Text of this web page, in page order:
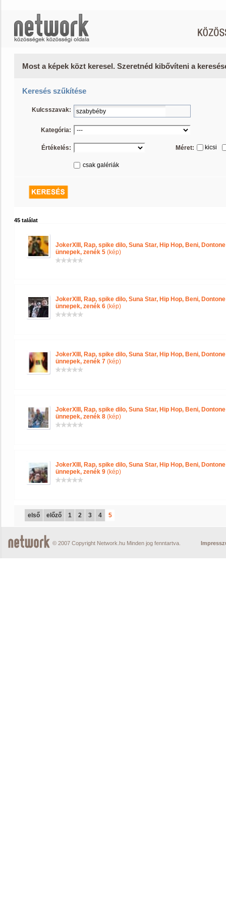
Most a képek közt keresel. Szeretnéd kibővíteni a
Keresés szűkítése
Kulcsszavak:
Kategória:
Értékelés: Méret: kicsi
csak galériák
45 találat
JokerXIII, Rap, spike dilo, Suna Star, Hip Hop, Beni,
ünnepek, zenék 5 (kép)
JokerXIII, Rap, spike dilo, Suna Star, Hip Hop, Beni,
ünnepek, zenék 6 (kép)
JokerXIII, Rap, spike dilo, Suna Star, Hip Hop, Beni,
ünnepek, zenék 7 (kép)
JokerXIII, Rap, spike dilo, Suna Star, Hip Hop, Beni,
ünnepek, zenék 8 (kép)
JokerXIII, Rap, spike dilo, Suna Star, Hip Hop, Beni,
ünnepek, zenék 9 (kép)
első előző 1 2 3 4 5
© 2007 Copyright Network.hu Minden jog fenntartva.